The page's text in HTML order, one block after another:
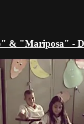
& "Mariposa" -